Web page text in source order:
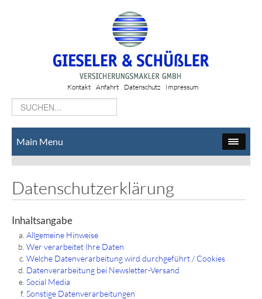
Kontakt Anfahrt Datenschutz Impressum
Main Menu
Datenschutzerklärung
Inhaltsangabe
Allgemeine Hinweise
Wer verarbeitet Ihre Daten
Welche Datenverarbeitung wird durchgeführt / Cookies
Datenverarbeitung bei Newsletter-Versand
Social Media
Sonstige Datenverarbeitungen